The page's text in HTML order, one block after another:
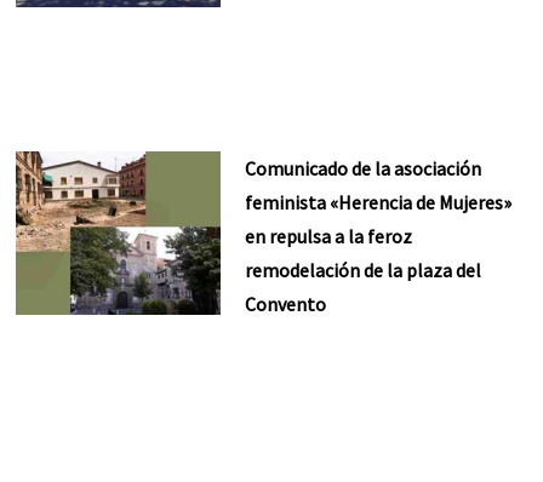
Comunicado de la asociación
feminista «Herencia de Mujeres»
en repulsa a la feroz
remodelación de la plaza del
Convento